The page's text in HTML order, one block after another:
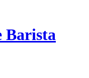
Barista